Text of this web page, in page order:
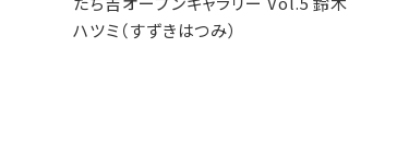
ハツミ（すずきはつみ）